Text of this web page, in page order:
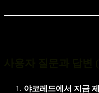
야코레드에서 지금